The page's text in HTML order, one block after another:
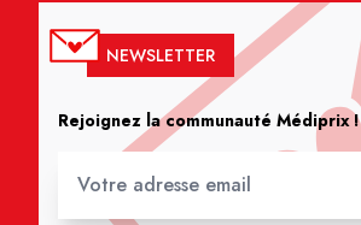
NEWSLETTER
Rejoignez la communauté Médiprix !